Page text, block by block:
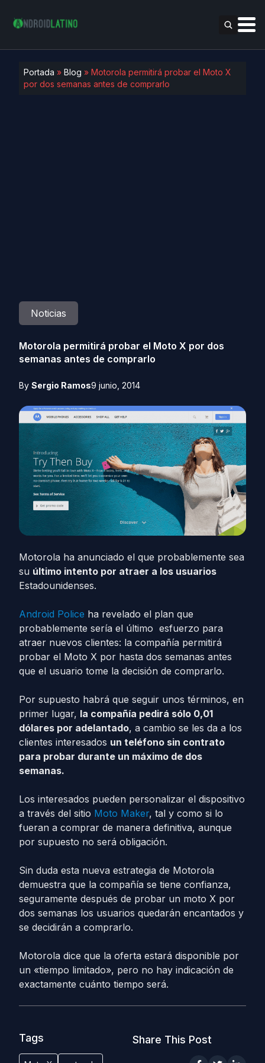
Portada » Blog » Motorola permitirá probar el Moto X
por dos semanas antes de comprarlo
Noticias
Motorola permitirá probar el Moto X por dos
semanas antes de comprarlo
By Sergio Ramos9 junio, 2014
Motorola ha anunciado el que probablemente sea
su último intento por atraer a los usuarios
Estadounidenses.
Android Police ha revelado el plan que
probablemente sería el último esfuerzo para
atraer nuevos clientes: la compañía permitirá
probar el Moto X por hasta dos semanas antes
que el usuario tome la decisión de comprarlo.
Por supuesto habrá que seguir unos términos, en
primer lugar, la compañía pedirá sólo 0,01
dólares por adelantado, a cambio se les da a los
clientes interesados ​​un teléfono sin contrato
para probar durante un máximo de dos
semanas.
Los interesados pueden personalizar el dispositivo
a través del sitio Moto Maker, tal y como si lo
fueran a comprar de manera definitiva, aunque
por supuesto no será obligación.
Sin duda esta nueva estrategia de Motorola
demuestra que la compañía se tiene confianza,
seguramente después de probar un moto X por
dos semanas los usuarios quedarán encantados y
se decidirán a comprarlo.
Motorola dice que la oferta estará disponible por
un «tiempo limitado», pero no hay indicación de
exactamente cuánto tiempo será.
Tags Share This Post